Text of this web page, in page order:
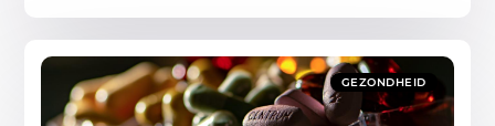
GEZONDHEID